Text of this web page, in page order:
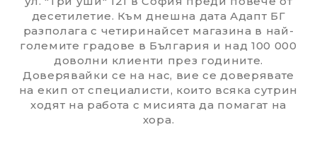
десетилетие. Към днешна дата Адапт БГ
разполага с четиринайсет магазина в най-
големите градове в България и над 100 000
доволни клиенти през годините.
Доверявайки се на нас, вие се доверявате
на екип от специалисти, които всяка сутрин
ходят на работа с мисията да помагат на
хора.